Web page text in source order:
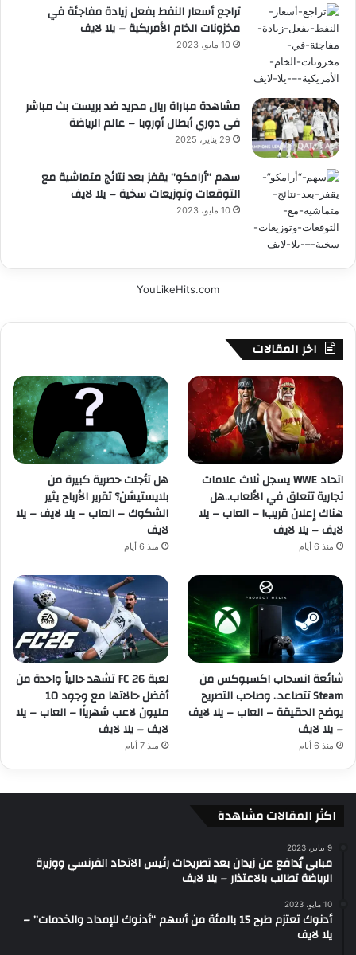
تراجع أسعار النفط بفعل زيادة مفاجئة في
مخزونات الخام الأمريكية – يلا لايف
10 مايو، 2023
مشاهدة مباراة ريال مدريد ضد بريست بث مباشر
فى دوري أبطال أوروبا – عالم الرياضة
29 يناير، 2025
سهم “أرامكو” يقفز بعد نتائج متماشية مع
التوقعات وتوزيعات سخية – يلا لايف
10 مايو، 2023
YouLikeHits.com
اخر المقالات
اتحاد WWE يسجل ثلاث علامات
تجارية تتعلق في الألعاب..هل
هناك إعلان قريب! – العاب – يلا
لايف – يلا لايف
منذ 6 أيام
هل تأجلت حصرية كبيرة من
بلايستيشن؟ تقرير الأرباح يثير
الشكوك – العاب – يلا لايف – يلا
لايف
منذ 6 أيام
شائعة انسحاب اكسبوكس من
Steam تتصاعد.. وصاحب التصريح
يوضح الحقيقة – العاب – يلا لايف
– يلا لايف
منذ 6 أيام
لعبة FC 26 تشهد حالياً واحدة من
أفضل حالاتها مع وجود 10
مليون لاعب شهرياً! – العاب – يلا
لايف – يلا لايف
منذ 7 أيام
اكثر المقالات مشاهدة
9 يناير، 2023
مبابي يُدافع عن زيدان بعد تصريحات رئيس الاتحاد الفرنسي ووزيرة
الرياضة تطالب بالاعتذار – يلا لايف
10 مايو، 2023
أدنوك تعتزم طرح 15 بالمئة من أسهم “أدنوك للإمداد والخدمات” –
يلا لايف